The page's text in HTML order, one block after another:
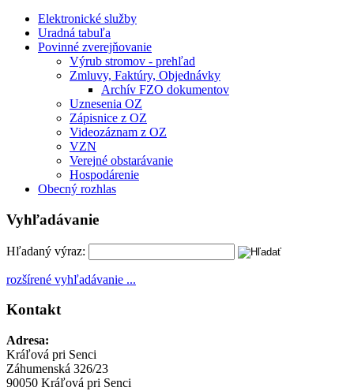
Elektronické služby
Uradná tabuľa
Povinné zverejňovanie
Výrub stromov - prehľad
Zmluvy, Faktúry, Objednávky
Archív FZO dokumentov
Uznesenia OZ
Zápisnice z OZ
Videozáznam z OZ
VZN
Verejné obstarávanie
Hospodárenie
Obecný rozhlas
Vyhľadávanie
Hľadaný výraz:
rozšírené vyhľadávanie ...
Kontakt
Adresa:
Kráľová pri Senci
Záhumenská 326/23
90050 Kráľová pri Senci